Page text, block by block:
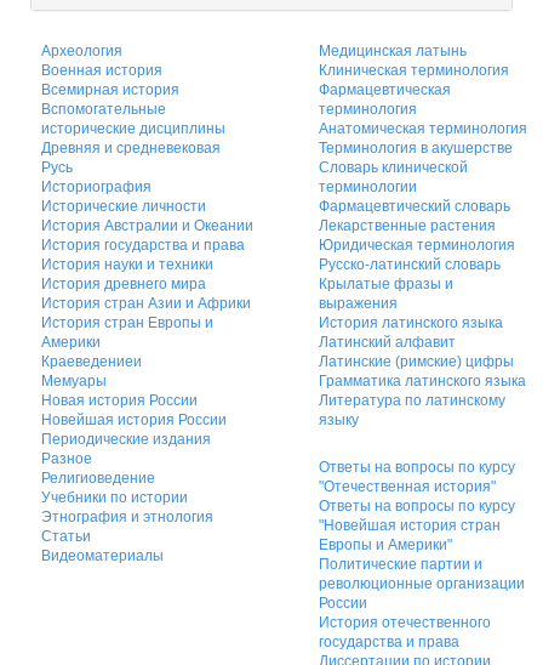
Археология
Военная история
Всемирная история
Вспомогательные
исторические дисциплины
Древняя и средневековая
Русь
Историография
Исторические личности
История Австралии и Океании
История государства и права
История науки и техники
История древнего мира
История стран Азии и Африки
История стран Европы и
Америки
Краеведениеи
Мемуары
Новая история России
Новейшая история России
Периодические издания
Разное
Религиоведение
Учебники по истории
Этнография и этнология
Статьи
Видеоматериалы
Медицинская латынь
Клиническая терминология
Фармацевтическая
терминология
Анатомическая терминология
Терминология в акушерстве
Словарь клинической
терминологии
Фармацевтический словарь
Лекарственные растения
Юридическая терминология
Русско-латинский словарь
Крылатые фразы и
выражения
История латинского языка
Латинский алфавит
Латинские (римские) цифры
Грамматика латинского языка
Литература по латинскому
языку
Ответы на вопросы по курсу
"Отечественная история"
Ответы на вопросы по курсу
"Новейшая история стран
Европы и Америки"
Политические партии и
революционные организации
России
История отечественного
государства и права
Диссертации по истории